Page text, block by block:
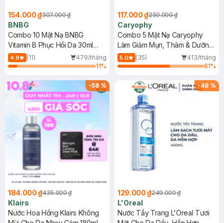
154.000 ₫307.000 ₫
BNBG
Combo 10 Mặt Nạ BNBG
Vitamin B Phục Hồi Da 30ml
(Mới)
4.9 (11)
479/tháng
11%
117.000 ₫250.000 ₫
Caryophy
Combo 5 Mặt Nạ Caryophy
Làm Giảm Mụn, Thâm & Dưỡng
Ẩm Da 22g
5.0 (35)
413/tháng
61%
-58%
184.000 ₫435.000 ₫
Klairs
Nước Hoa Hồng Klairs Không
-48 %
129.000 ₫249.000 ₫
L'Oreal
Nước Tẩy Trang L'Oreal Tươi